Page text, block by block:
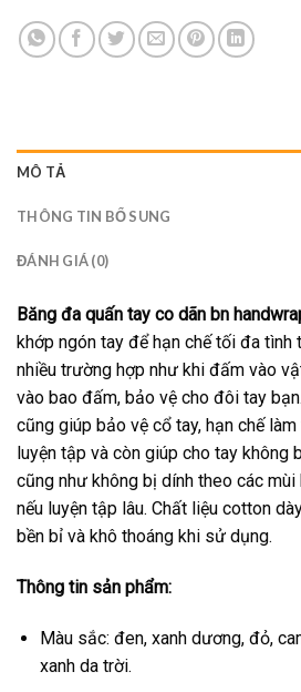
MÔ TẢ
THÔNG TIN BỔ SUNG
ĐÁNH GIÁ (0)
Băng đa quấn tay co dãn bn
khớp ngón tay để hạn chế tối đa
nhiều trường hợp như khi đấm vào
vào bao đấm, bảo vệ cho đôi tay
cũng giúp bảo vệ cổ tay, hạn chế
luyện tập và còn giúp cho tay không
cũng như không bị dính theo các
nếu luyện tập lâu. Chất liệu cotton
bền bỉ và khô thoáng khi sử dụng.
Thông tin sản phẩm:
Màu sắc: đen, xanh dương, đỏ,
xanh da trời.